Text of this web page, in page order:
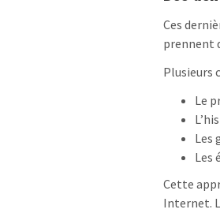
Ces
prennent
Plusieurs
Le
Les
Les
Cette
Internet.